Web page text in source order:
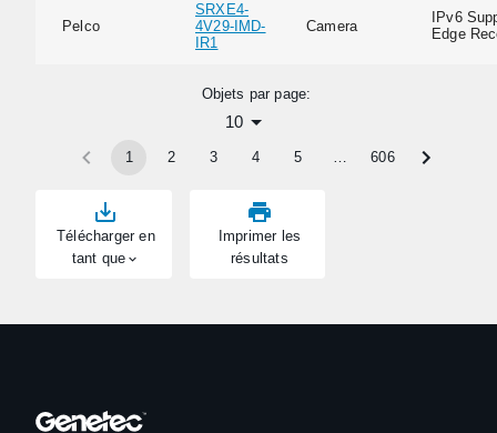
Télécharger en
tant que
Imprimer les
résultats
Pelco
SRXE4-
4V29-IMD-
IR1
Camera
IPv6
Edge
Objets par page:
10
1 2 3 4 5 … 606